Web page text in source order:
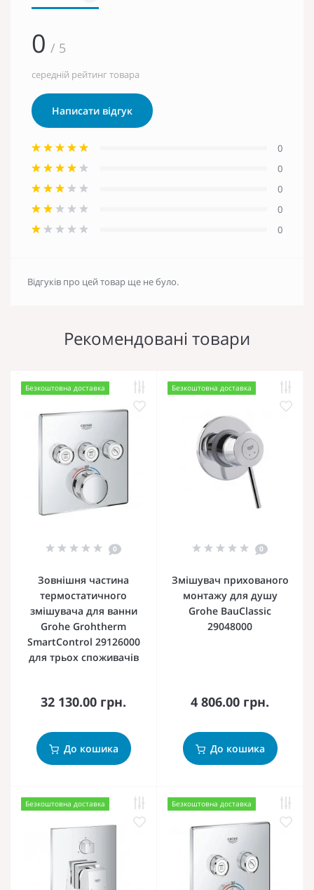
0 / 5
середній рейтинг товара
Написати відгук
0
0
0
0
0
Відгуків про цей товар ще не було.
Рекомендовані товари
Безкоштовна доставка
0
Зовнішня частина
термостатичного
змішувача для ванни
Grohe Grohtherm
SmartControl 29126000
для трьох споживачів
32 130.00 грн.
До кошика
Безкоштовна доставка
0
Змішувач прихованого
монтажу для душу
Grohe BauClassic
29048000
4 806.00 грн.
До кошика
Безкоштовна доставка Безкоштовна доставка